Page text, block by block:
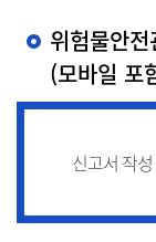
위험물안
(모바일 포
신고서 작